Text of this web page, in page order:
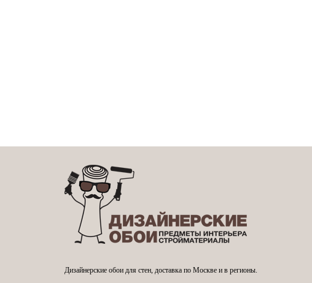
Дизайнерские обои для стен, доставка по Москве и в регионы.